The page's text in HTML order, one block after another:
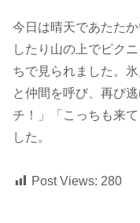
今日は晴天であたた
したり山の上でピク
ちで見られました。
と仲間を呼び、再び
チ！」「こっちも来
した。
Post Views: 280